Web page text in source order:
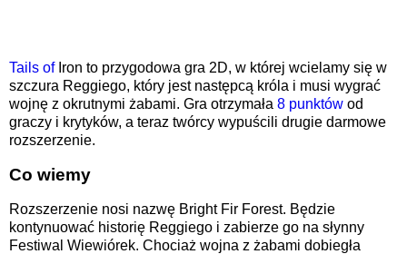
Tails ofIron to przygodowa gra 2D, w której wcielamy się w
szczura Reggiego, który jest następcą króla i musi wygrać
wojnę z okrutnymi żabami. Gra otrzymała 8 punktów od
graczy i krytyków, a teraz twórcy wypuścili drugie darmowe
rozszerzenie.
Co wiemy
Rozszerzenie nosi nazwę Bright Fir Forest. Będzie
kontynuować historię Reggiego i zabierze go na słynny
Festiwal Wiewiórek. Chociaż wojna z żabami dobiegła